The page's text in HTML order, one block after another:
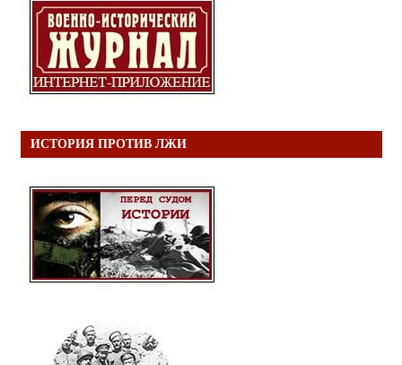
ИСТОРИЯ ПРОТИВ ЛЖИ